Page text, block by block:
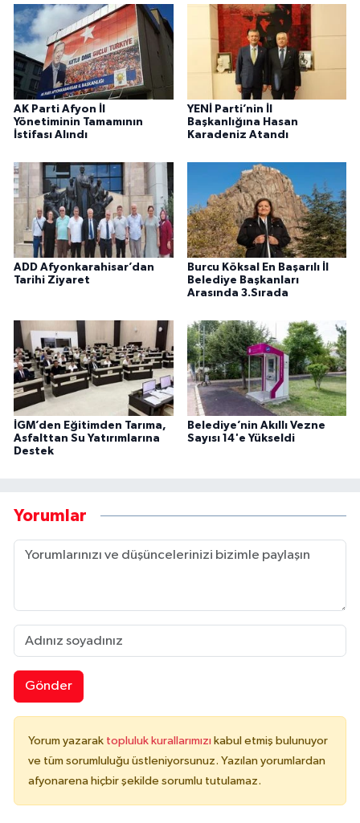
AK Parti Afyon İl
Yönetiminin Tamamının
İstifası Alındı
YENİ Parti’nin İl
Başkanlığına Hasan
Karadeniz Atandı
ADD Afyonkarahisar’dan
Tarihi Ziyaret
Burcu Köksal En Başarılı İl
Belediye Başkanları
Arasında 3.Sırada
İGM’den Eğitimden Tarıma,
Asfalttan Su Yatırımlarına
Destek
Belediye’nin Akıllı Vezne
Sayısı 14'e Yükseldi
Yorumlar
Gönder
Yorum yazarak topluluk kurallarımızı kabul etmiş bulunuyor
ve tüm sorumluluğu üstleniyorsunuz. Yazılan yorumlardan
afyonarena hiçbir şekilde sorumlu tutulamaz.